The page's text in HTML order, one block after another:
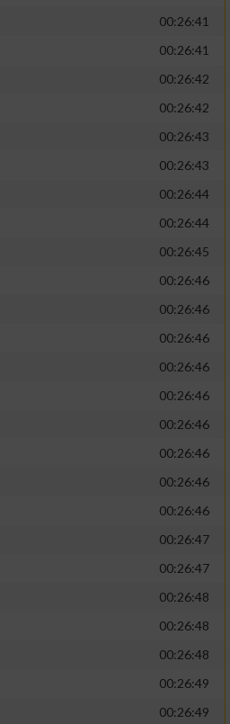
00:26:41
00:26:41
00:26:42
00:26:42
00:26:43
00:26:43
00:26:44
00:26:44
00:26:45
00:26:46
00:26:46
00:26:46
00:26:46
00:26:46
00:26:46
00:26:46
00:26:46
00:26:46
00:26:47
00:26:47
00:26:48
00:26:48
00:26:48
00:26:49
00:26:49